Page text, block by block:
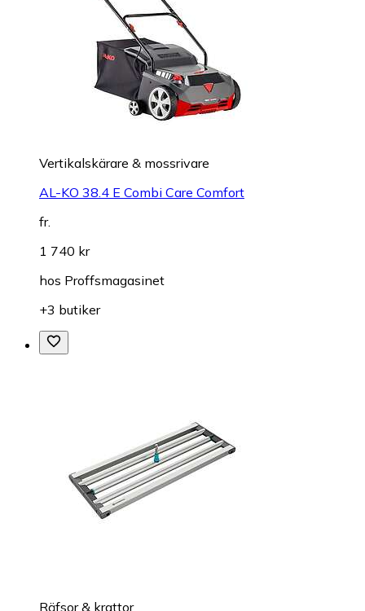
Vertikalskärare & mossrivare
AL-KO 38.4 E Combi Care Comfort
fr.
1 740 kr
hos Proffsmagasinet
+3 butiker
Räfsor & krattor